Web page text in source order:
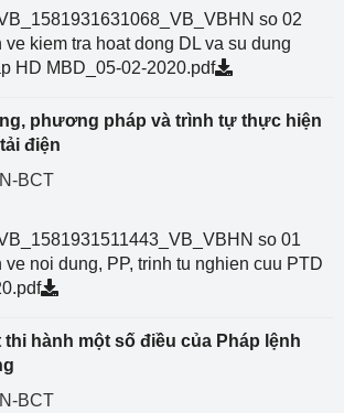
so 02
kiem tra hoat dong DL va su dung
HD MBD_05-02-2020.pdf
phương pháp và trình tự thực hiện
điện
BCT
so 01
noi dung, PP, trinh tu nghien cuu PTD
hành một số điều của Pháp lệnh
BCT